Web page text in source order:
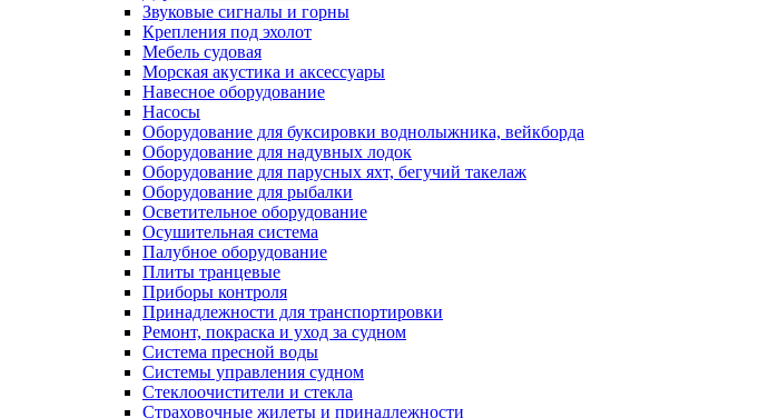
Звуковые сигналы и горны
Крепления под эхолот
Мебель судовая
Морская акустика и аксессуары
Навесное оборудование
Насосы
Оборудование для буксировки воднолыжника, вейкборда
Оборудование для надувных лодок
Оборудование для парусных яхт, бегучий такелаж
Оборудование для рыбалки
Осветительное оборудование
Осушительная система
Палубное оборудование
Плиты транцевые
Приборы контроля
Принадлежности для транспортировки
Ремонт, покраска и уход за судном
Система пресной воды
Системы управления судном
Стеклоочистители и стекла
Страховочные жилеты и принадлежности